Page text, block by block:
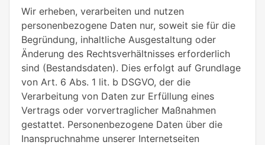
Wir erheben, verarbeiten und nutzen
personenbezogene Daten nur, soweit sie für die
Begründung, inhaltliche Ausgestaltung oder
Änderung des Rechtsverhältnisses erforderlich
sind (Bestandsdaten). Dies erfolgt auf Grundlage
von Art. 6 Abs. 1 lit. b DSGVO, der die
Verarbeitung von Daten zur Erfüllung eines
Vertrags oder vorvertraglicher Maßnahmen
gestattet. Personenbezogene Daten über die
Inanspruchnahme unserer Internetseiten